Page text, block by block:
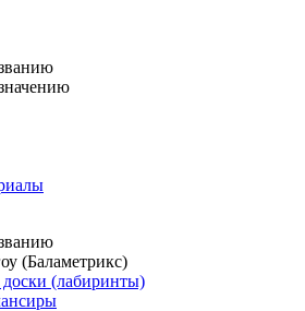
(Баламетрикс)
(лабиринты)